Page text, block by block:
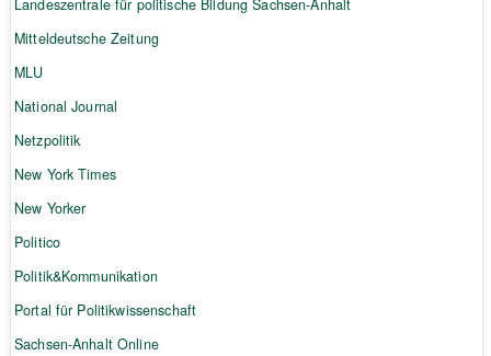
Landeszentrale für politische Bildung Sachsen-Anhalt
Mitteldeutsche Zeitung
MLU
National Journal
Netzpolitik
New York Times
New Yorker
Politico
Politik&Kommunikation
Portal für Politikwissenschaft
Sachsen-Anhalt Online